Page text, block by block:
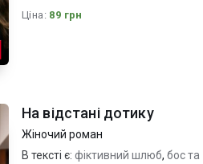
Ціна: 89 грн
На відстані дотику
Жіночий роман
В тексті є: фіктивний шлюб, бос та